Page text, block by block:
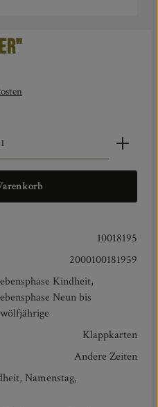
Wert ein oder
10018195
2000100181959
Kindheit,
Neun bis
Klappkarten
Andere Zeiten
Namenstag,